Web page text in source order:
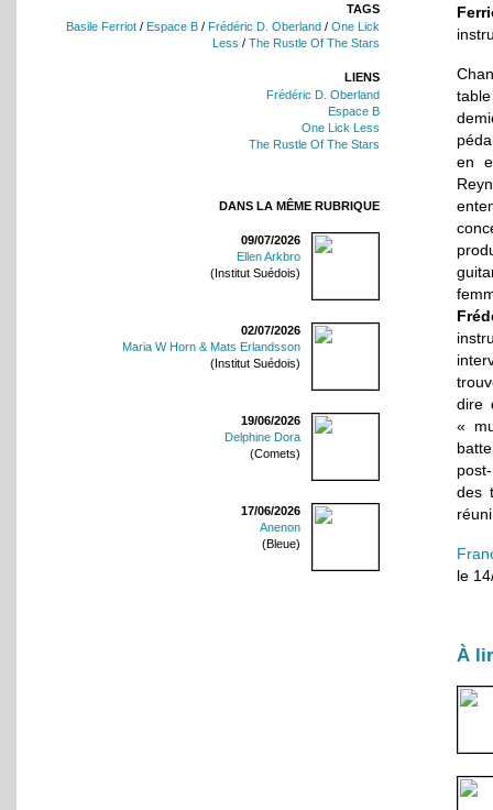
TAGS
Basile Ferriot / Espace B / Frédéric D. Oberland / One Lick
Less / The Rustle Of The Stars
LIENS
Frédéric D. Oberland
Espace B
One Lick Less
The Rustle Of The Stars
DANS LA MÊME RUBRIQUE
09/07/2026
Ellen Arkbro
(Institut Suédois)
02/07/2026
Maria W Horn & Mats Erlandsson
(Institut Suédois)
19/06/2026
Delphine Dora
(Comets)
17/06/2026
Anenon
(Bleue)
en
dire
«
des
le
À